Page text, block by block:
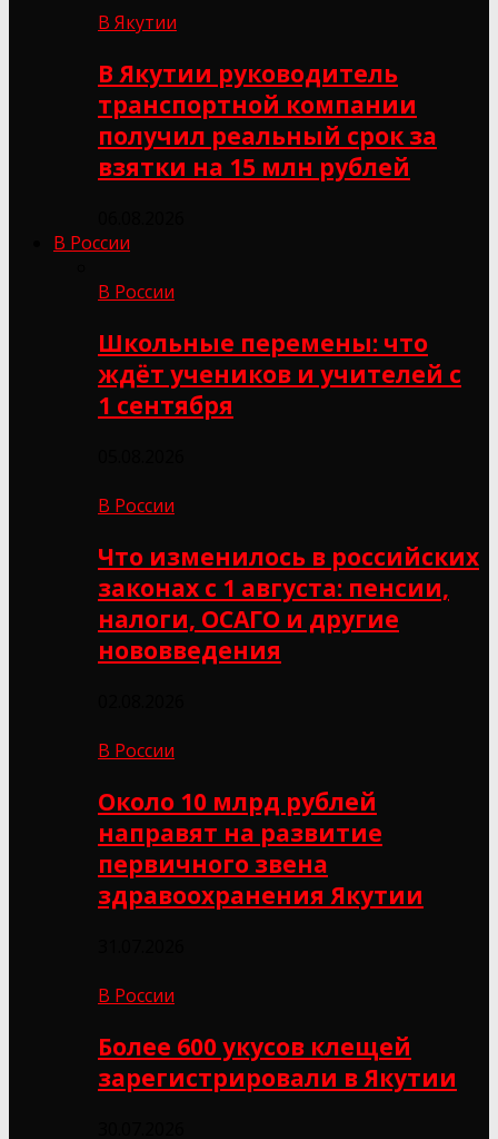
В Якутии
В Якутии руководитель
транспортной компании
получил реальный срок за
взятки на 15 млн рублей
В России
В России
Школьные перемены: что
ждёт учеников и учителей с
1 сентября
В России
Что изменилось в российских
законах с 1 августа: пенсии,
налоги, ОСАГО и другие
нововведения
В России
Около 10 млрд рублей
направят на развитие
первичного звена
здравоохранения Якутии
В России
Более 600 укусов клещей
зарегистрировали в Якутии